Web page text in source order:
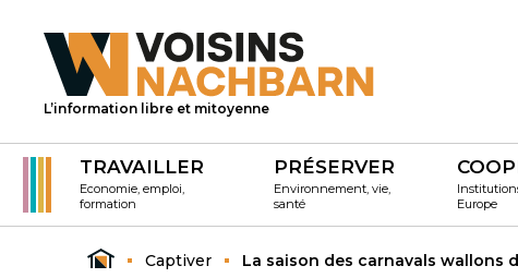
L’information libre et mitoyenne
TRAVAILLER
Economie, emploi,
formation
PRÉSERVER
Environnement, vie,
santé
Europe
Captiver La saison des carnavals wallons